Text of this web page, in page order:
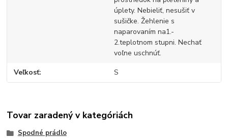
úplety. Nebieliť, nesušiť v
sušičke. Žehlenie s
naparovaním na1.-
2.teplotnom stupni. Nechať
voľne uschnúť.
Veľkosť S
Tovar zaradený v kategóriách
Spodné prádlo